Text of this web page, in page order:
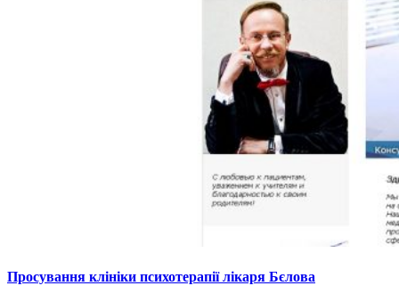
Просування клініки психотерапії лікаря Бєлова